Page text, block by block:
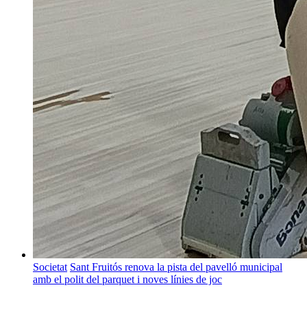
Societat Sant Fruitós renova la pista del pavelló municipal
amb el polit del parquet i noves línies de joc